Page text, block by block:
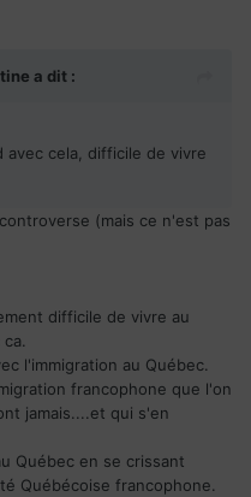
a dit :
avec cela, difficile de vivre
(mais ce n'est pas
difficile de vivre au
l'immigration au Québec.
francophone que l'on
jamais....et qui s'en
Québec en se crissant
Québécoise francophone.